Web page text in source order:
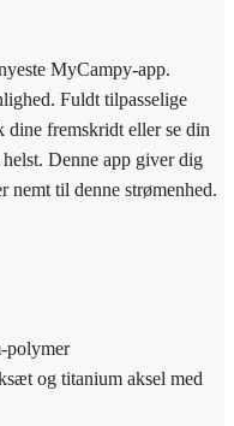
MyCampy-app.
Fuldt tilpasselige
fremskridt eller se din
Denne app giver dig
nemt til denne strømenhed.
polymer
og titanium aksel med